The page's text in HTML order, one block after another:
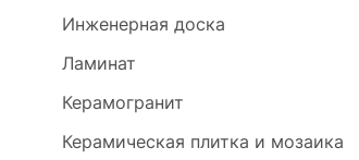
Инженерная доска
Ламинат
Керамогранит
Керамическая плитка и мозаика